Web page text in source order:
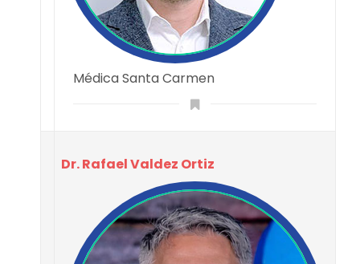
Médica Santa Carmen
Dr. Rafael Valdez Ortiz